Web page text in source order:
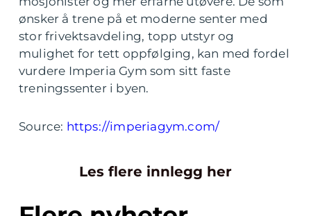
ønsker å trene på et moderne senter med
stor frivektsavdeling, topp utstyr og
mulighet for tett oppfølging, kan med fordel
vurdere Imperia Gym som sitt faste
treningssenter i byen.
Source: https://imperiagym.com/
Les flere innlegg her